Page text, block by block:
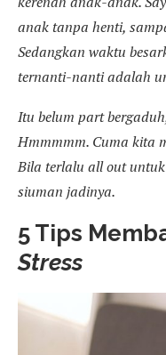
anak tanpa henti,
Sedangkan waktu
ternanti-nanti adalah
Itu belum part
Hmmmmm. Cuma kita
Bila terlalu all out
siuman jadinya.
5 Tips
Stress